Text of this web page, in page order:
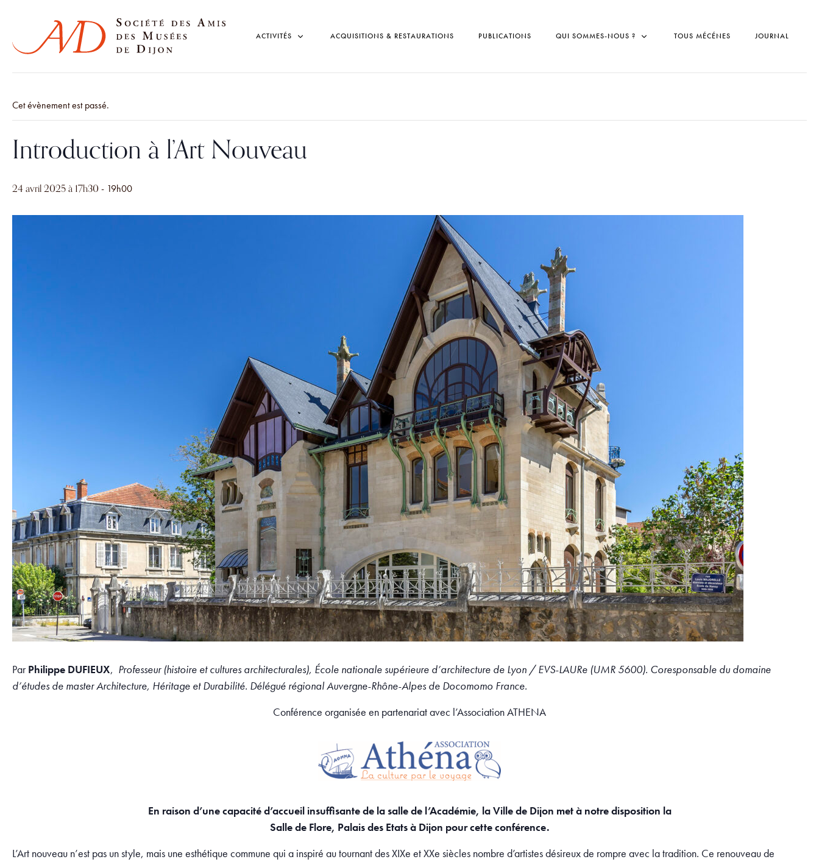
ACTIVITÉS ACQUISITIONS & RESTAURATIONS PUBLICATIONS QUI SOMMES-NOUS ? TOUS MÉCÉNES JOURNAL
Cet évènement est passé.
Introduction à l’Art Nouveau
24 avril 2025 à 17h30- 19h00
ParPhilippe DUFIEUX, Professeur (histoire et cultures architecturales), École nationale supérieure d’architecture de Lyon / EVS-LAURe (UMR 5600). Coresponsable du domaine
d’études de master Architecture, Héritage et Durabilité. Délégué régional Auvergne-Rhône-Alpes de Docomomo France.
Conférence organisée en partenariat avec l’Association ATHENA
En raison d’une capacité d’accueil insuffisante de la salle de l’Académie, la Ville de Dijon met à notre disposition la
Salle de Flore, Palais des Etats à Dijon pour cette conférence.
L’Art nouveau n’est pas un style, mais une esthétique commune qui a inspiré au tournant des XIXe et XXe siècles nombre d’artistes désireux de rompre avec la tradition. Ce renouveau de